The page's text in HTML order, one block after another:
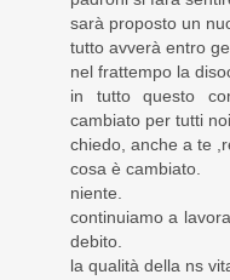
sarà proposto un
tutto avverà entro
nel frattempo la
in tutto questo
cambiato per tutti
chiedo, anche a te
cosa è cambiato.
niente.
continuiamo a
debito.
la qualità della ns